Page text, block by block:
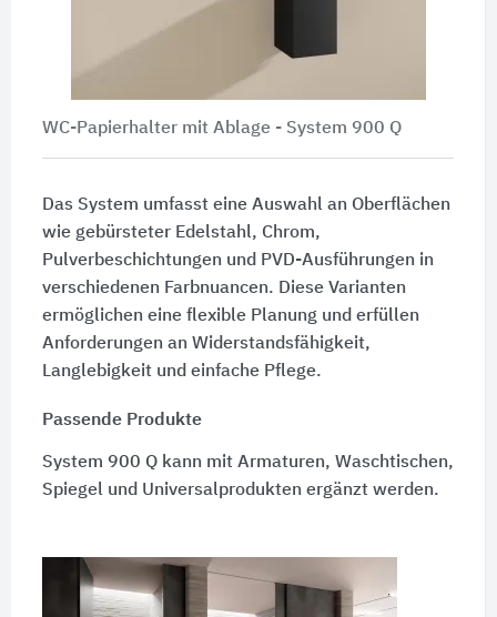
WC-Papierhalter mit Ablage - System 900 Q
Das System umfasst eine Auswahl an Oberflächen
wie gebürsteter Edelstahl, Chrom,
Pulverbeschichtungen und PVD-Ausführungen in
verschiedenen Farbnuancen. Diese Varianten
ermöglichen eine flexible Planung und erfüllen
Anforderungen an Widerstandsfähigkeit,
Langlebigkeit und einfache Pflege.
Passende Produkte
System 900 Q kann mit Armaturen, Waschtischen,
Spiegel und Universalprodukten ergänzt werden.